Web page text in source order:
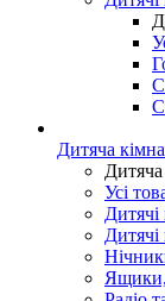
Дитяча
Дитяча
Усі
Дитячі
Ящики,